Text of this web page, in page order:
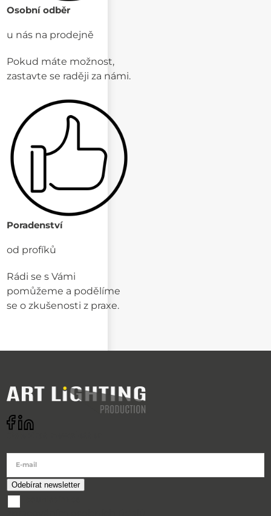
Osobní odběr
u nás na prodejně
Pokud máte možnost,
zastavte se raději za námi.
Poradenství
od profíků
Rádi se s Vámi
pomůžeme a podělíme
se o zkušenosti z praxe.
E-mail